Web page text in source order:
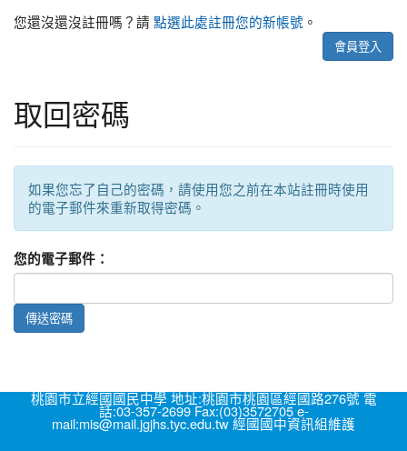
您還沒還沒註冊嗎？請 點選此處註冊您的新帳號 。
會員登入
取回密碼
如果您忘了自己的密碼，請使用您之前在本站註冊時使用
的電子郵件來重新取得密碼。
您的電子郵件：
傳送密碼
桃園市立經國國民中學 地址:桃園市桃園區經國路276號 電
話:03-357-2699 Fax:(03)3572705 e-
mail:mis@mail.jgjhs.tyc.edu.tw 經國國中資訊組維護